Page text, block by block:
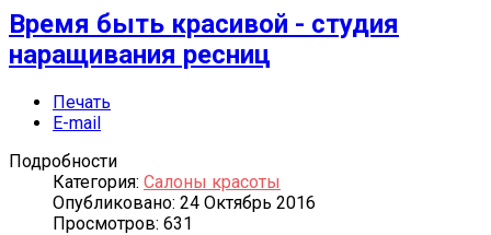
Время быть красивой - студия
наращивания ресниц
Печать
E-mail
Подробности
Категория: Салоны красоты
Опубликовано: 24 Октябрь 2016
Просмотров: 631